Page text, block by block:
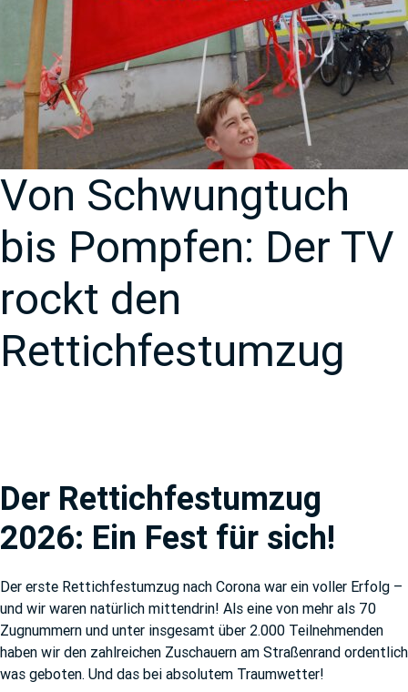
Von Schwungtuch
bis Pompfen: Der TV
rockt den
Rettichfestumzug
Der Rettichfestumzug
2026: Ein Fest für sich!
Der erste Rettichfestumzug nach Corona war ein voller Erfolg –
und wir waren natürlich mittendrin! Als eine von mehr als 70
Zugnummern und unter insgesamt über 2.000 Teilnehmenden
haben wir den zahlreichen Zuschauern am Straßenrand ordentlich
was geboten. Und das bei absolutem Traumwetter!